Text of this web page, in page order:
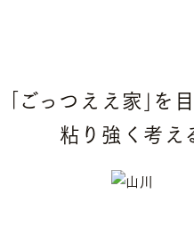
｢ごっつええ家｣を
粘り強く考え